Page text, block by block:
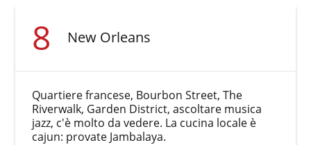
8 New Orleans
Quartiere francese, Bourbon Street, The
Riverwalk, Garden District, ascoltare musica
jazz, c'è molto da vedere. La cucina locale è
cajun: provate Jambalaya.